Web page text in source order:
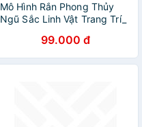
Mô Hình Rắn Phong Thủy
Ngũ Sắc Linh Vật Trang Trí_
99.000 đ